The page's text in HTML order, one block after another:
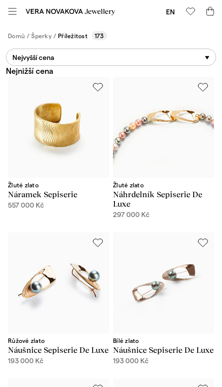
EN
Domů / Šperky / Příležitost 173
Nejvyšší cena
Nejnižší cena
Žluté zlato
Náramek Sepiserie
557 000 Kč
Žluté zlato
Náhrdelník Sepiserie De
Luxe
297 000 Kč
Růžové zlato
Náušnice Sepiserie De Luxe
193 000 Kč
Bílé zlato
Náušnice Sepiserie De Luxe
193 000 Kč